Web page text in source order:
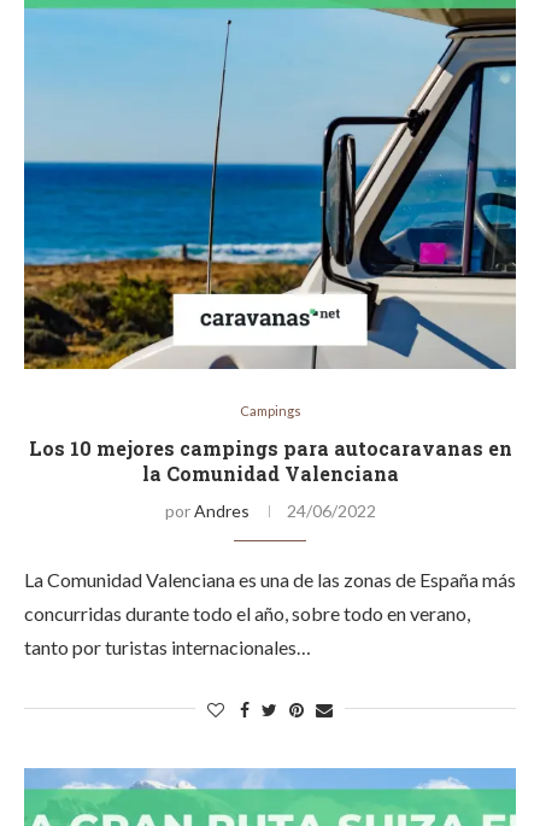
Campings
Los 10 mejores campings para autocaravanas en
la Comunidad Valenciana
porAndres 24/06/2022
La Comunidad Valenciana es una de las zonas de España más
concurridas durante todo el año, sobre todo en verano,
tanto por turistas internacionales…